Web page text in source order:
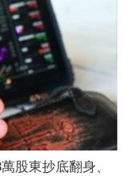
股東抄底翻身、